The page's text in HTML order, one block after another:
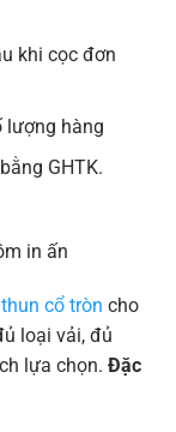
khi cọc đơn
lượng hàng
GHTK.
in ấn
cổ tròn cho
loại vải, đủ
lựa chọn. Đặc